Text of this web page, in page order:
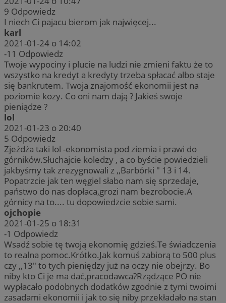
9 Odpowiedz
I niech Ci pajacu bierom jak najwięcej...
karl
2021-01-24 o 14:02
-11 Odpowiedz
Twoje wypociny i plucie na ludzi nie zmieni faktu że to
wszystko na kredyt a kredyty trzeba spłacać albo staje
się bankrutem. Twoja znajomość ekonomii jest na
poziomie kozy. Co oni nam dają ? Jakieś swoje
pieniądze ?
lol
2021-01-23 o 20:40
5 Odpowiedz
Zjeżdża taki lol -ekonomista pod ziemia i prawi do
górników.Słuchajcie koledzy , a co byście powiedzieli
jakbyśmy tak zrezygnowali z ,,Barbórki " 13 i 14.
Popatrzcie jak ten węgiel słabo nam się sprzedaje,
państwo do nas dopłaca,grozi nam bezrobocie.A
górnicy na to.... tu dopowiedzcie sobie sami.
ojchopie
2021-01-25 o 18:31
-1 Odpowiedz
Wsadź sobie tę twoją ekonomię gdzieś.Te świadczenia
to realna pomoc.Krótko.Jak komuś zabiorą to 500 plus
czy ,,13" to tych pieniędzy już na oczy nie obejrzy. Bo
niby kto Ci je ma dać,pracodawca?Rządzące PO nie
wypłacało podobnych dodatków zgodnie z tymi twoimi
zasadami ekonomii i jak to się niby przekładało na stan